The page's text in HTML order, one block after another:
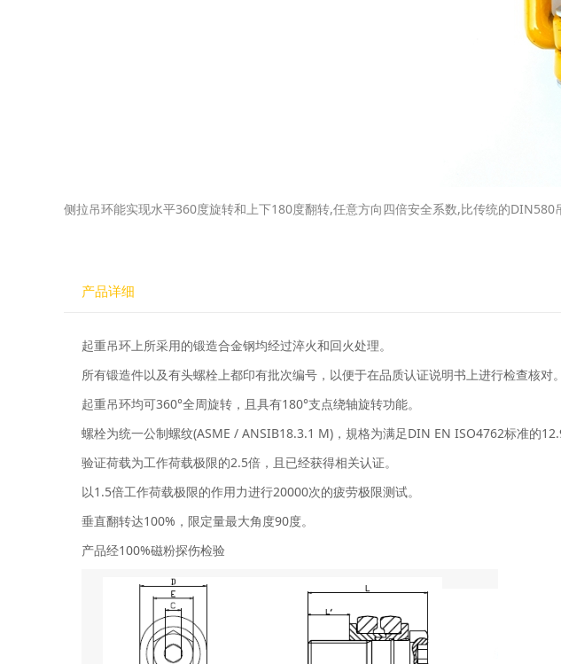
侧拉吊环能实现水平360度旋转和上下180度翻转,任意方向四倍安全系数,比传统的
产品详细
起重吊环上所采用的锻造合金钢均经过淬火和回火处理。
所有锻造件以及有头螺栓上都印有批次编号，以便于在品质认证说明书上进行检查核对。
起重吊环均可360°全周旋转，且具有180°支点绕轴旋转功能。
螺栓为统一公制螺纹(ASME / ANSIB18.3.1 M)，規格为满足DIN EN ISO4762标准的
验证荷载为工作荷载极限的2.5倍，且已经获得相关认证。
以1.5倍工作荷载极限的作用力进行20000次的疲劳极限测试。
垂直翻转达100%，限定量最大角度90度。
产品经100%磁粉探伤检验